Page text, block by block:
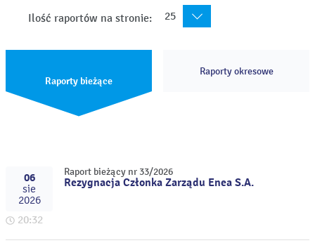
Ilość raportów na stronie: 25
Raporty bieżące
Raporty okresowe
06
sie
2026
20:32
Raport bieżący nr 33/2026
Rezygnacja Członka Zarządu Enea S.A.